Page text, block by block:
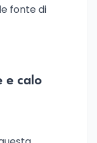
fonte di
e calo